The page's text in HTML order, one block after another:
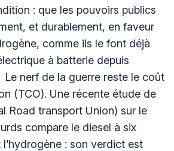
: que les pouvoirs publics
et durablement, en faveur
comme ils le font déjà
à batterie depuis
Le nerf de la guerre reste le coût
(TCO). Une récente étude de
Road transport Union) sur le
compare le diesel à six
: son verdict est